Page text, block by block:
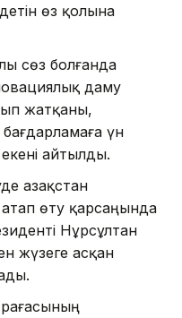
өз қолына
сөз болғанда
даму
жатқаны,
үн
айтылды.
Қазақстан
атап өту қарсаңында
Нұрсұлтан
жүзеге асқан